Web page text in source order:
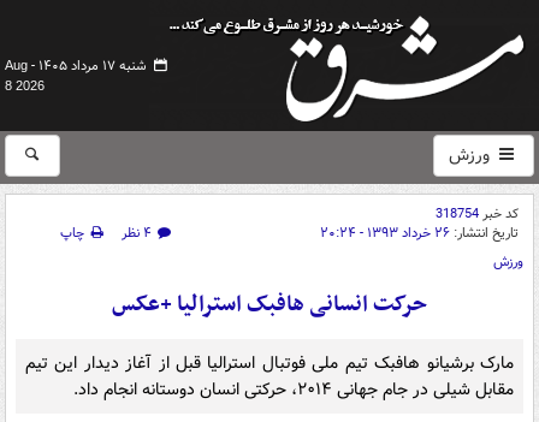
شنبه ۱۷ مرداد ۱۴۰۵ -
Aug
8 2026
ورزش
کد خبر318754
تاریخ انتشار: ۲۶ خرداد ۱۳۹۳ - ۲۰:۲۴ ۴ نظر
چاپ
ورزش
حرکت انسانی هافبک استرالیا +عکس
مارک برشیانو هافبک تیم ملی فوتبال استرالیا قبل از آغاز دیدار این تیم
مقابل شیلی در جام جهانی ۲۰۱۴، حرکتی انسان دوستانه انجام داد.